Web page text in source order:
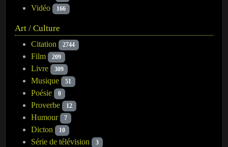
Vidéo 166
Art / Culture
Citation 2744
Film 209
Livre 309
Musique 51
Poésie 0
Proverbe 12
Humour 7
Dicton 10
Série de télévision 3